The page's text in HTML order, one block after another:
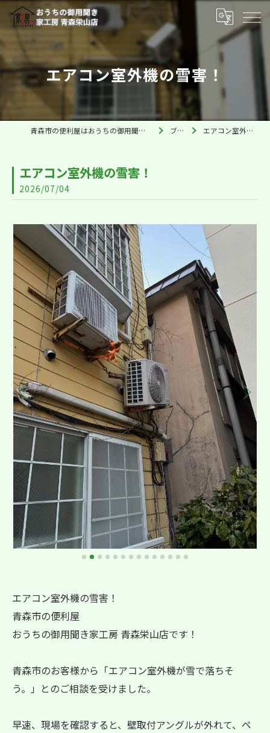
エアコン室外機の雪害！
青森市の便利屋はおうちの御用聞き家工房 青森栄山店 ブログ エアコン室外機の雪害！
エアコン室外機の雪害！
2026/07/04
エアコン室外機の雪害！
青森市の便利屋
おうちの御用聞き家工房 青森栄山店です！
青森市のお客様から「エアコン室外機が雪で落ちそ
う。」とのご相談を受けました。
早速、現場を確認すると、壁取付アングルが外れて、ペ